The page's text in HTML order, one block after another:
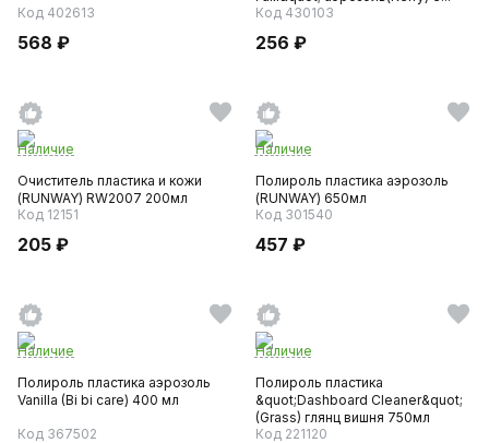
Код 402613
568 ₽
Код 430103
256 ₽
Наличие
Очиститель пластика и кожи
(RUNWAY) RW2007 200мл
Код 12151
205 ₽
Наличие
Полироль пластика аэрозоль
(RUNWAY) 650мл
Код 301540
457 ₽
Наличие
Полироль пластика аэрозоль
Vanilla (Bi bi care) 400 мл
Код 367502
Наличие
Полироль пластика
&quot;Dashboard Cleaner&quot;
(Grass) глянц вишня 750мл
Код 221120